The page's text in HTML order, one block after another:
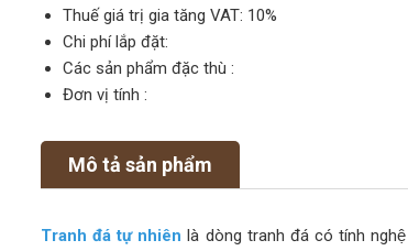
Thuế giá trị gia tăng VAT: 10%
Chi phí lắp đặt:
Các sản phẩm đặc thù :
Đơn vị tính :
Mô tả sản phẩm
Tranh đá tự nhiên là dòng tranh đá có tính